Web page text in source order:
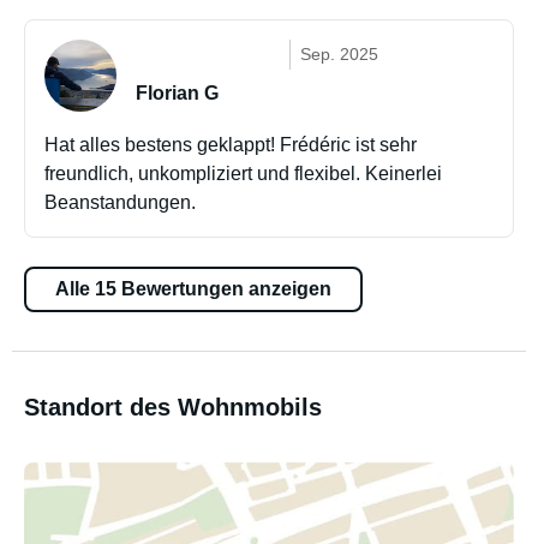
Sep. 2025
Florian G
Hat alles bestens geklappt! Frédéric ist sehr
freundlich, unkompliziert und flexibel. Keinerlei
Beanstandungen.
Alle 15 Bewertungen anzeigen
Standort des Wohnmobils